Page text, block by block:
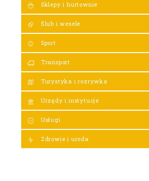
Sklepy i hurtownie
Ślub i wesele
Sport
Transport
Turystyka i rozrywka
Urzędy i instytucje
Usługi
Zdrowie i uroda